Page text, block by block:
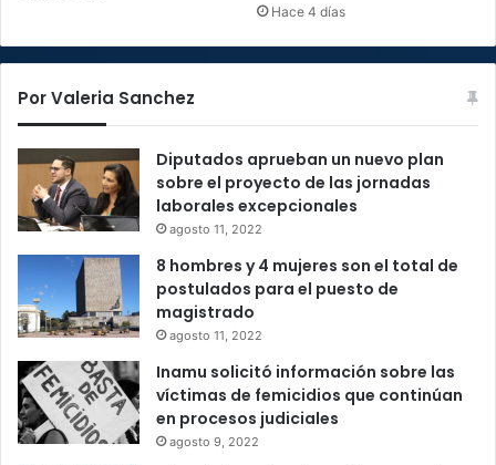
Hace 4 días
Por Valeria Sanchez
Diputados aprueban un nuevo plan
sobre el proyecto de las jornadas
laborales excepcionales
agosto 11, 2022
8 hombres y 4 mujeres son el total de
postulados para el puesto de
magistrado
agosto 11, 2022
Inamu solicitó información sobre las
víctimas de femicidios que continúan
en procesos judiciales
agosto 9, 2022